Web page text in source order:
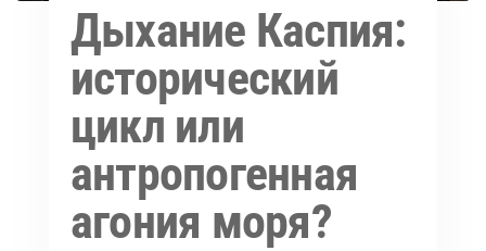
Дыхание Каспия:
исторический
цикл или
антропогенная
агония моря?